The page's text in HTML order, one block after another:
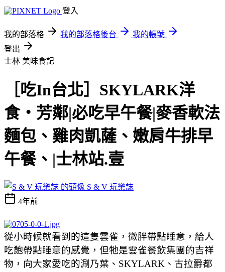
登入
我的部落格 我的部落格後台
我的帳號
登出
士林 美味食記
［吃In台北］SKYLARK洋
食‧芳鄰|必吃早午餐|麥香軟法
麵包、雞肉凱薩、嫩肩牛排早
午餐、|士林站.壹
S & V 玩樂誌
4年前
從小時候就看到的這隻雲雀，微胖帶點睡意，給人
吃飽帶點睡意的感覺，但牠是雲雀餐飲集團的吉祥
物，向大家愛吃的涮乃葉、SKYLARK、古拉爵都